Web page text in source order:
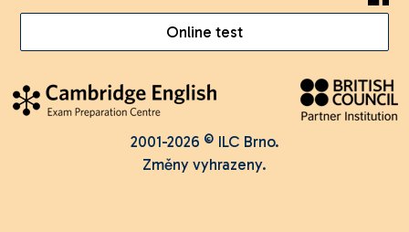
Online test
2001-2026 © ILC Brno.
Změny vyhrazeny.